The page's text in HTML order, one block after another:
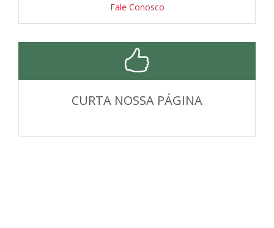
Fale Conosco
CURTA NOSSA PÁGINA